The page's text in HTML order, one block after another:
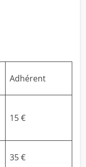
Adhérent
15 €
35 €